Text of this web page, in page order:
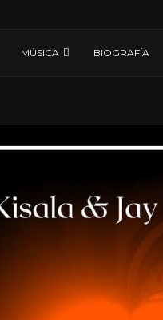
MÚSICA BIOGRAFÍA